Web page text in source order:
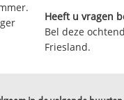
Heeft u vragen
Bel deze
Friesland.